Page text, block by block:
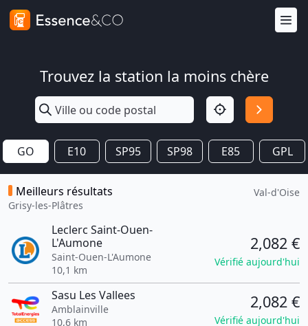
Trouvez la station la moins chère
GO E10 SP95 SP98 E85 GPL
Meilleurs résultats
Grisy-les-Plâtres
Val-d'Oise
Leclerc Saint-Ouen-
L'Aumone
Saint-Ouen-L'Aumone
10,1 km
2,082 €
Vérifié aujourd'hui
Sasu Les Vallees
Amblainville
10,6 km
2,082 €
Vérifié aujourd'hui